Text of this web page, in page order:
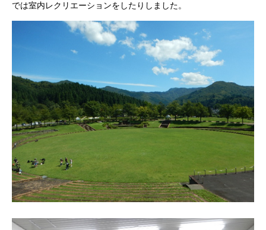
では室内レクリエーションをしたりしました。